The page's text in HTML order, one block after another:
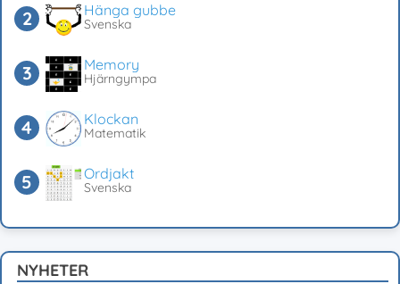
Hänga gubbe
Svenska
Memory
Hjärngympa
Klockan
Matematik
Ordjakt
Svenska
NYHETER